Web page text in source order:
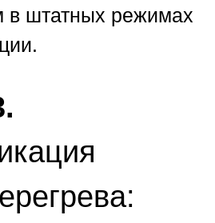
в штатных режимах